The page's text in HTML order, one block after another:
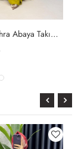
Yağyeşili Mihra Abaya Takım Tesettür Giyim Yağ Yeşili